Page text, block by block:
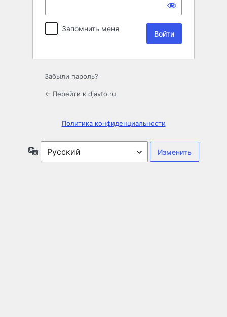
Запомнить меня
Забыли пароль?
← Перейти к djavto.ru
Политика конфиденциальности
Язык